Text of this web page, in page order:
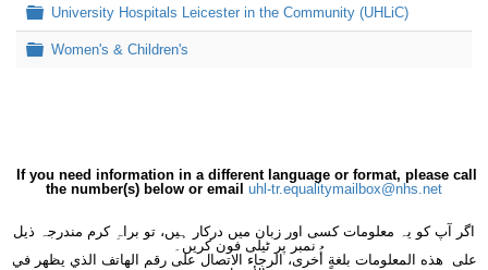
Folder
University Hospitals Leicester in the Community (UHLiC)
Folder
Women's & Children's
If you need information in a different language or format, please call
the number(s) below or email uhl-tr.equalitymailbox@nhs.net
اگر آپ کو یہ معلومات کسی اور زبان میں درکار ہیں، تو براہِ کرم مندرجہ ذیل
نمبر پر ٹیلی فون کریں۔
على هذه المعلومات بلغةٍ أُخرى، الرجاء الاتصال على رقم الهاتف الذي يظهر في